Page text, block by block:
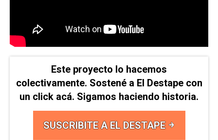
Este proyecto lo hacemos
colectivamente. Sostené a El Destape con
un click acá. Sigamos haciendo historia.
SUSCRIBITE A EL DESTAPE